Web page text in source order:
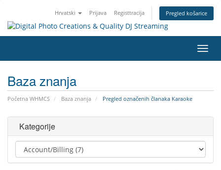
Hrvatski Prijava Registtracija Pregled košarice
Baza znanja
Početna WHMCS Baza znanja Pregled označenih članaka Karaoke
Kategorije